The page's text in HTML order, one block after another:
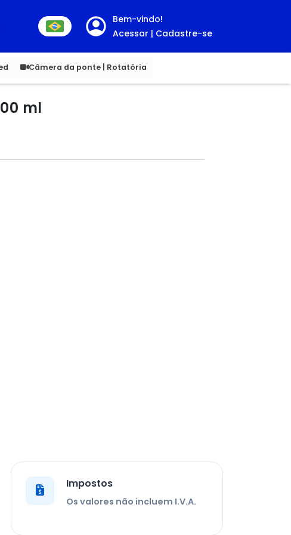
Bem-vindo!
Acessar | Cadastre-se
Câmera da ponte | Rotatória
1.00
ml
Impostos
Os valores não incluem I.V.A.